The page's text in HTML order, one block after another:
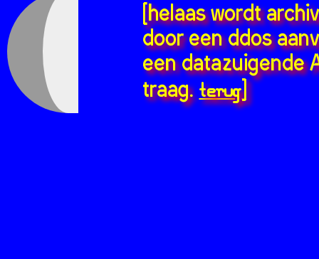
[helaas wordt
door een ddos
een datazuigende
traag.terug]